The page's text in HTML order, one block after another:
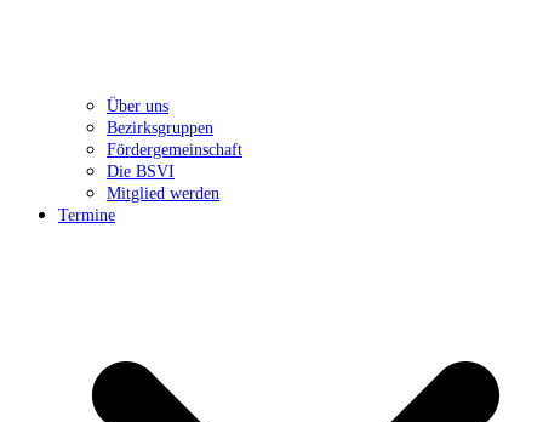
Über uns
Bezirksgruppen
Fördergemeinschaft
Die BSVI
Mitglied werden
Termine